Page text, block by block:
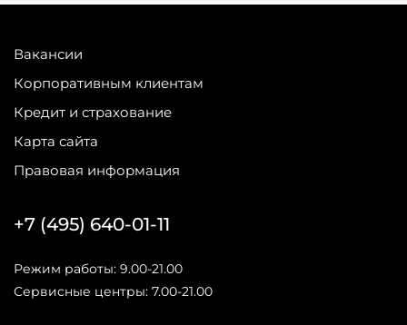
Вакансии
Корпоративным клиентам
Кредит и страхование
Карта сайта
Правовая информация
+7 (495) 640-01-11
Режим работы: 9.00-21.00
Сервисные центры: 7.00-21.00